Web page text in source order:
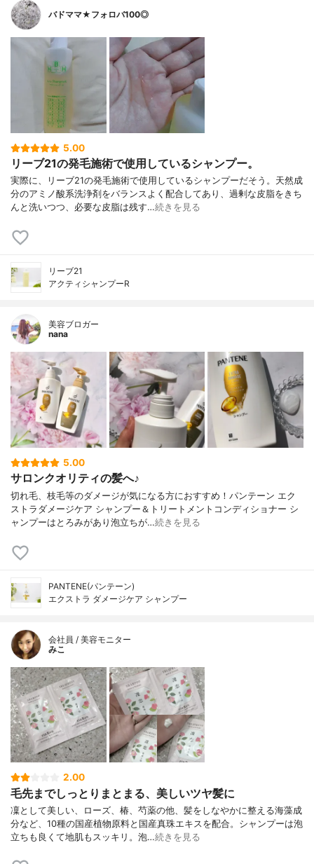
バドママ★フォロバ100◎
5.00
リーブ21の発毛施術で使用しているシャンプー。
実際に、リーブ21の発毛施術で使用しているシャンプーだそう。天然成
分のアミノ酸系洗浄剤をバランスよく配合してあり、過剰な皮脂をきち
んと洗いつつ、必要な皮脂は残す…続きを見る
リーブ21
アクティシャンプーR
美容ブロガー
nana
5.00
サロンクオリティの髪へ♪
切れ毛、枝毛等のダメージが気になる方におすすめ！パンテーン エク
ストラダメージケア シャンプー＆トリートメントコンディショナー シ
ャンプーはとろみがあり泡立ちが…続きを見る
PANTENE(パンテーン)
エクストラ ダメージケア シャンプー
会社員 / 美容モニター
みこ
2.00
毛先までしっとりまとまる、美しいツヤ髪に
凜として美しい、ローズ、椿、芍薬の他、髪をしなやかに整える海藻成
分など、10種の国産植物原料と国産真珠エキスを配合。シャンプーは泡
立ちも良くて地肌もスッキリ。泡…続きを見る